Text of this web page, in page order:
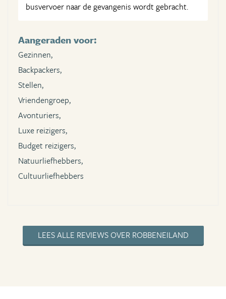
busvervoer naar de gevangenis wordt gebracht.
Aangeraden voor:
Gezinnen,
Backpackers,
Stellen,
Vriendengroep,
Avonturiers,
Luxe reizigers,
Budget reizigers,
Natuurliefhebbers,
Cultuurliefhebbers
LEES ALLE REVIEWS OVER ROBBENEILAND